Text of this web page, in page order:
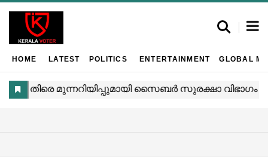
HOME LATEST POLITICS ENTERTAINMENT GLOBAL